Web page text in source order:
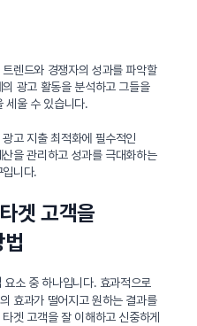
렌드와 경쟁자의 성과를 파악할
광고 활동을 분석하고 그들을
세울 수 있습니다.
고 지출 최적화에 필수적인
을 관리하고 성과를 극대화하는
니다.
겟 고객을
요소 중 하나입니다. 효과적으로
효과가 떨어지고 원하는 결과를
겟 고객을 잘 이해하고 신중하게